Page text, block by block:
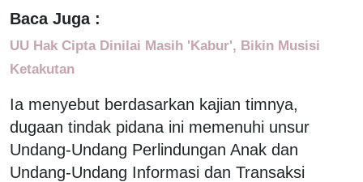
Baca Juga :
UU Hak Cipta Dinilai Masih 'Kabur', Bikin Musisi
Ketakutan
Ia menyebut berdasarkan kajian timnya,
dugaan tindak pidana ini memenuhi unsur
Undang-Undang Perlindungan Anak dan
Undang-Undang Informasi dan Transaksi